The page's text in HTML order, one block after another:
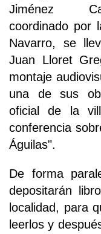
Jiménez
coordinado por
Navarro, se
Juan Lloret
montaje
una de sus
oficial de la
conferencia
Águilas".
De forma
depositarán
localidad, para
leerlos y